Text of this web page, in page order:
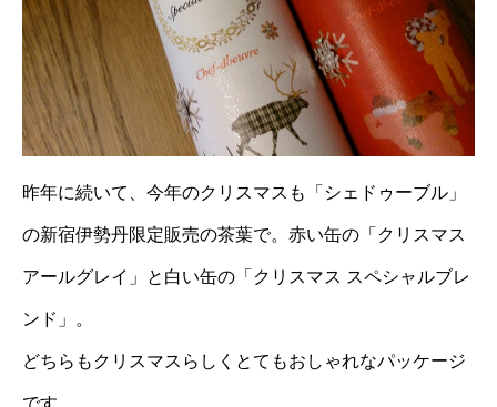
昨年に続いて、今年のクリスマスも「シェドゥーブル」
の新宿伊勢丹限定販売の茶葉で。赤い缶の「クリスマス
アールグレイ」と白い缶の「クリスマス スペシャルブレ
ンド」。
どちらもクリスマスらしくとてもおしゃれなパッケージ
です。